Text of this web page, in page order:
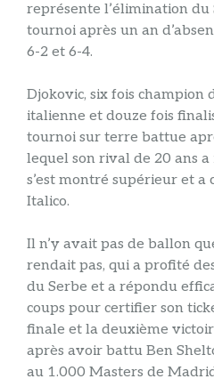
représente l’élimination du
tournoi après un an
6-2 et 6-4.
Djokovic, six fois champion
italienne et douze fois
tournoi sur terre battue
lequel son rival de 20 ans a
s’est montré supérieur et a
Italico.
Il n’y avait pas de ballon
rendait pas, qui a profité
du Serbe et a répondu
coups pour certifier son
finale et la deuxième
après avoir battu Ben
au 1.000 Masters de